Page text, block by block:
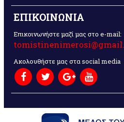
ΕΠΙΚΟΙΝΩΝΙΑ
Επικοινωνήστε μαζί μας στο e-mail:
Ακολουθήστε μας στα social media